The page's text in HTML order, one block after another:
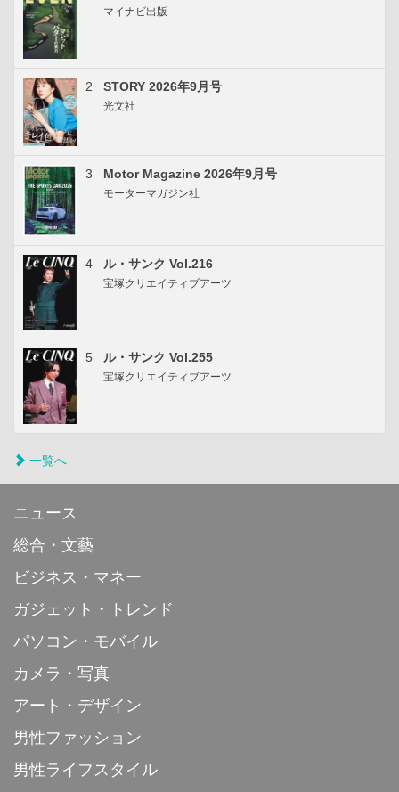
マイナビ出版
2 STORY 2026年9月号
光文社
3 Motor Magazine 2026年9月号
モーターマガジン社
4 ル・サンク Vol.216
宝塚クリエイティブアーツ
5 ル・サンク Vol.255
宝塚クリエイティブアーツ
一覧へ
ニュース
総合・文藝
ビジネス・マネー
ガジェット・トレンド
パソコン・モバイル
カメラ・写真
アート・デザイン
男性ファッション
男性ライフスタイル